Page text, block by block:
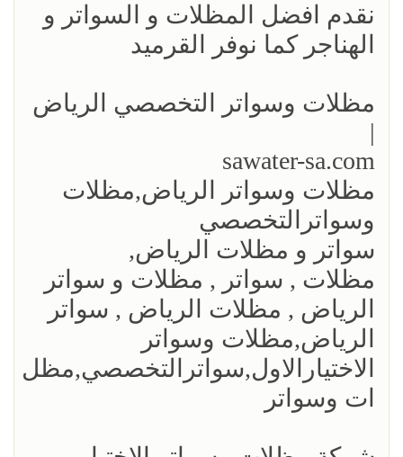
نقدم افضل المظلات و السواتر و
الهناجر كما نوفر القرميد
مظلات وسواتر التخصصي الرياض
|
sawater-sa.com
مظلات وسواتر الرياض,مظلات
وسواترالتخصصي
سواتر و مظلات الرياض,
مظلات , سواتر , مظلات و سواتر
الرياض , مظلات الرياض , سواتر
الرياض,مظلات وسواتر
الاختيارالاول,سواترالتخصصي,مظل
ات وسواتر